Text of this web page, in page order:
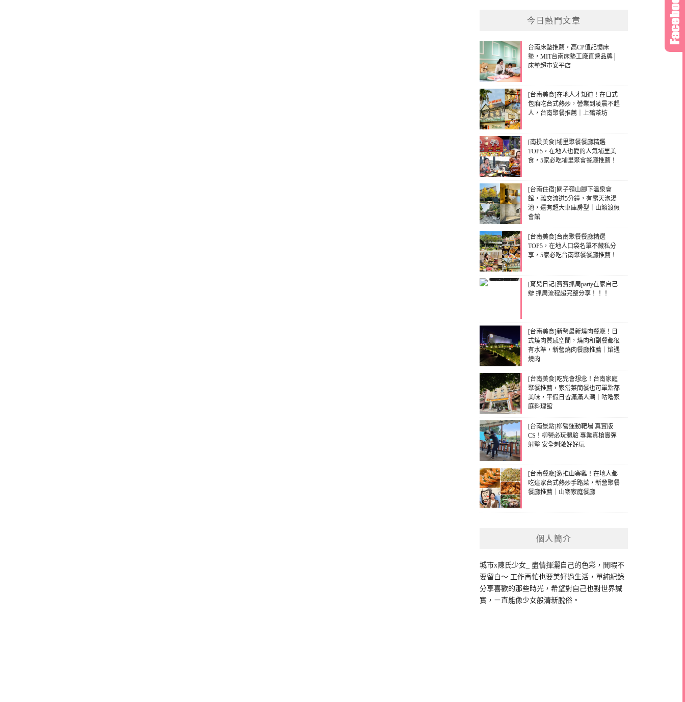
今日熱門文章
台南床墊推薦，高CP值記憶床
墊，MIT台南床墊工廠直營品牌│
床墊超市安平店
[台南美食]在地人才知道！在日式
包廂吃台式熱炒，營業到凌晨不趕
人，台南聚餐推薦｜上鶴茶坊
[南投美食]埔里聚餐餐廳精選
TOP5，在地人也愛的人氣埔里美
食，5家必吃埔里聚會餐廳推薦！
[台南住宿]關子嶺山腳下溫泉會
館，離交流道5分鐘，有露天泡湯
池，還有超大車庫房型｜山籟渡假
會館
[台南美食]台南聚餐餐廳精選
TOP5，在地人口袋名單不藏私分
享，5家必吃台南聚餐餐廳推薦！
[育兒日記]寶寶抓周party在家自己
辦 抓周流程超完整分享！！！
[台南美食]新營最新燒肉餐廳！日
式燒肉質感空間，燒肉和副餐都很
有水準，新營燒肉餐廳推薦｜焰遇
燒肉
[台南美食]吃完會想念！台南家庭
聚餐推薦，家常菜簡餐也可單點都
美味，平假日皆滿滿人潮｜咕嚕家
庭料理館
[台南景點]柳營運動靶場 真實版
CS！柳營必玩體驗 專業真槍實彈
射擊 安全刺激好好玩
[台南餐廳]激推山寨雞！在地人都
吃這家台式熱炒手路菜，新營聚餐
餐廳推薦｜山寨家庭餐廳
個人簡介
城市x陳氏少女_ 盡情揮灑自己的色彩，閒暇不
要留白～ 工作再忙也要美好過生活，單純紀錄
分享喜歡的那些時光，希望對自己也對世界誠
實，ㄧ直能像少女般清新脫俗。